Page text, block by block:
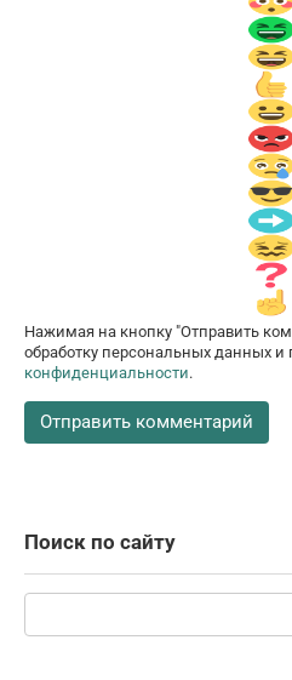
Нажимая на кнопку "Отправить
обработку персональных данных
конфиденциальности.
Поиск по сайту
Поиск: